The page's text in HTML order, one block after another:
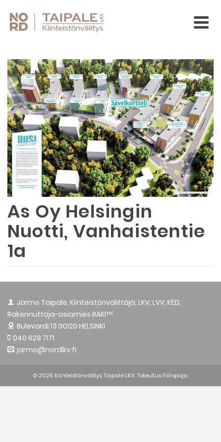
As Oy Helsingin
Nuotti, Vanhaistentie
1a
Jarmo Taipale, Kiinteistönvälittäjä, LKV, LVV, KED,
Rakennuttaja-asiamies RAKI™
Bulevardi 13 00120 HELSINKI
040 829 7171
jarmo@nordlkv.fi
© 2026 Kiinteistönvälitys Taipale LKV. Toteutus Fiilispaja.